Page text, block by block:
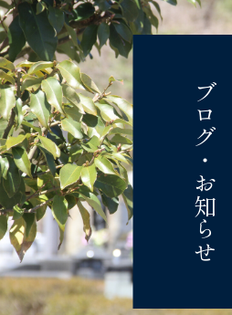
ブログ・お知らせ